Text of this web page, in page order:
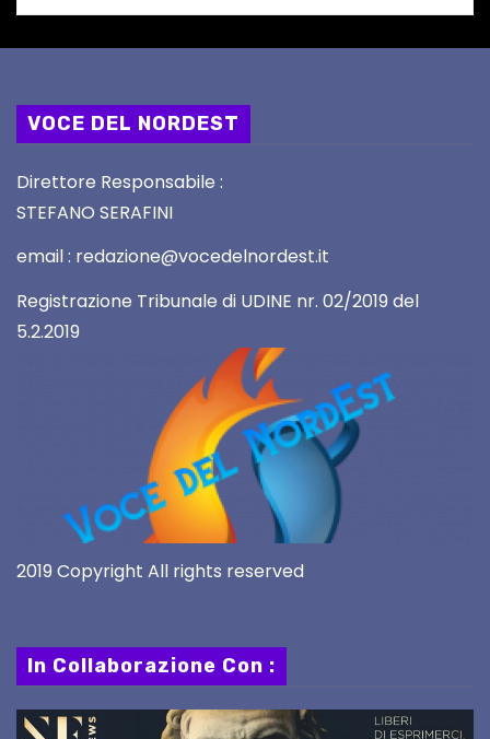
VOCE DEL NORDEST
Direttore Responsabile :
STEFANO SERAFINI
email : redazione@vocedelnordest.it
Registrazione Tribunale di UDINE nr. 02/2019 del
5.2.2019
2019 Copyright All rights reserved
In Collaborazione Con :